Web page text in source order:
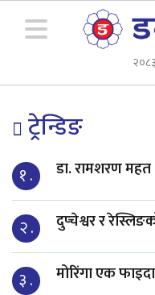
ट्रेन्डिङ
१ . डा. रामशरण महत
२ . दुप्चेश्वर र
३ . मोरिंगा एक